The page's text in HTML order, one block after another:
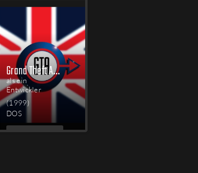
Grand Theft Auto: Mission Pack #2 - London 1961
als ein
Entwickler
(1999)
DOS
MEHR